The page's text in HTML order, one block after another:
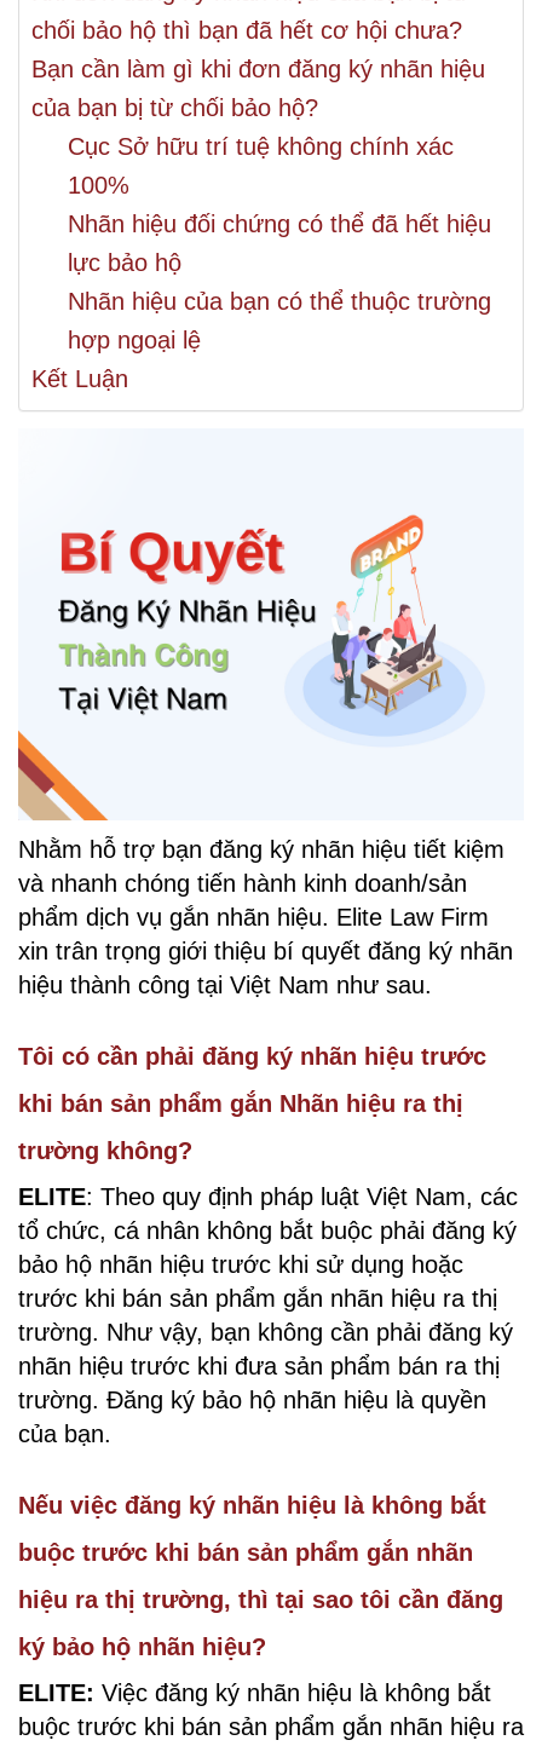
chối bảo hộ thì bạn đã hết cơ hội chưa?
Bạn cần làm gì khi đơn đăng ký nhãn hiệu
của bạn bị từ chối bảo hộ?
Cục Sở hữu trí tuệ không chính xác
100%
Nhãn hiệu đối chứng có thể đã hết hiệu
lực bảo hộ
Nhãn hiệu của bạn có thể thuộc trường
hợp ngoại lệ
Kết Luận
Nhằm hỗ trợ bạn đăng ký nhãn hiệu tiết kiệm
và nhanh chóng tiến hành kinh doanh/sản
phẩm dịch vụ gắn nhãn hiệu. Elite Law Firm
xin trân trọng giới thiệu bí quyết đăng ký nhãn
hiệu thành công tại Việt Nam như sau.
Tôi có cần phải đăng ký nhãn hiệu trước
khi bán sản phẩm gắn Nhãn hiệu ra thị
trường không?
ELITE: Theo quy định pháp luật Việt Nam, các
tổ chức, cá nhân không bắt buộc phải đăng ký
bảo hộ nhãn hiệu trước khi sử dụng hoặc
trước khi bán sản phẩm gắn nhãn hiệu ra thị
trường. Như vậy, bạn không cần phải đăng ký
nhãn hiệu trước khi đưa sản phẩm bán ra thị
trường. Đăng ký bảo hộ nhãn hiệu là quyền
của bạn.
Nếu việc đăng ký nhãn hiệu là không bắt
buộc trước khi bán sản phẩm gắn nhãn
hiệu ra thị trường, thì tại sao tôi cần đăng
ký bảo hộ nhãn hiệu?
ELITE: Việc đăng ký nhãn hiệu là không bắt
buộc trước khi bán sản phẩm gắn nhãn hiệu ra